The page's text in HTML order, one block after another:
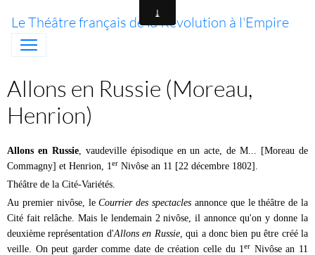
Le Théâtre français de la Révolution à l'Empire
Allons en Russie (Moreau,
Henrion)
Allons en Russie, vaudeville épisodique en un acte, de M... [Moreau de
Commagny] et Henrion, 1er Nivôse an 11 [22 décembre 1802].
Théâtre de la Cité-Variétés.
Au premier nivôse, leCourrier des spectacles annonce que le théâtre de la
Cité fait relâche. Mais le lendemain 2 nivôse, il annonce qu'on y donne la
deuxième représentation d'Allons en Russie, qui a donc bien pu être créé la
veille. On peut garder comme date de création celle du 1er Nivôse an 11